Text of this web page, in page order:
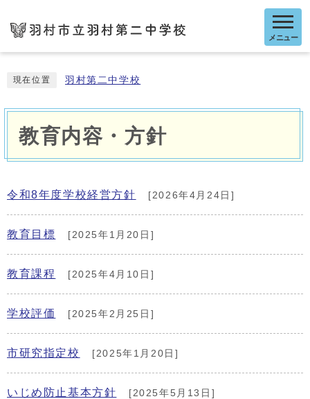
メニュー
現在位置 羽村第二中学校
教育内容・方針
令和8年度学校経営方針 [2026年4月24日]
教育目標 [2025年1月20日]
教育課程 [2025年4月10日]
学校評価 [2025年2月25日]
市研究指定校 [2025年1月20日]
いじめ防止基本方針 [2025年5月13日]